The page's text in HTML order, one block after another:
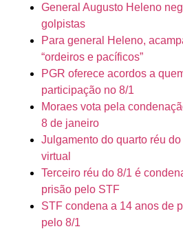
General Augusto Heleno
golpistas
Para general Heleno,
“ordeiros e pacíficos”
PGR oferece acordos a
participação no 8/1
Moraes vota pela
8 de janeiro
Julgamento do quarto réu
virtual
Terceiro réu do 8/1 é
prisão pelo STF
STF condena a 14 anos de
pelo 8/1